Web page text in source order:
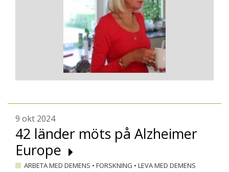
9 okt 2024
42 länder möts på Alzheimer
Europe
ARBETA MED DEMENS • FORSKNING • LEVA MED DEMENS